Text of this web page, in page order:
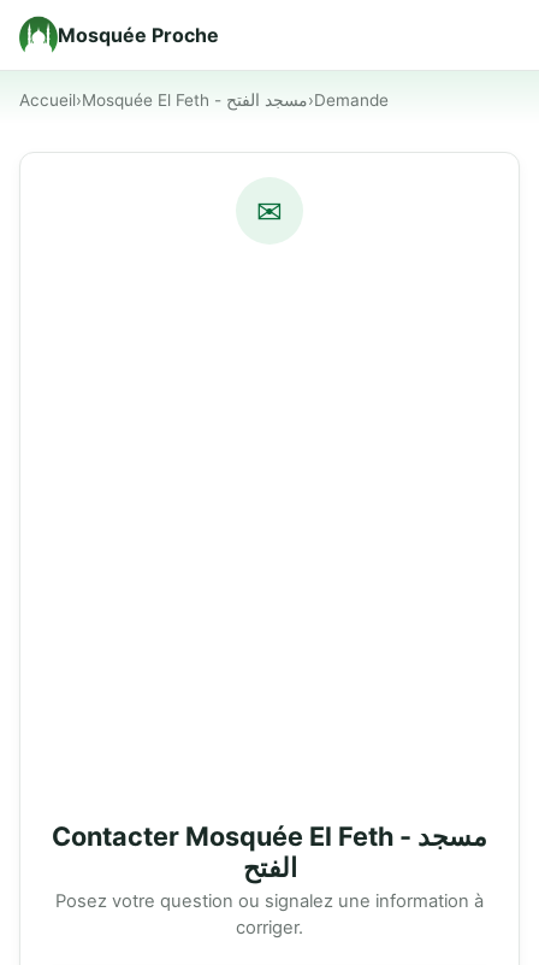
Mosquée Proche
Accueil› Mosquée El Feth - مسجد الفتح›Demande
✉
Contacter Mosquée El Feth - مسجد
الفتح
Posez votre question ou signalez une information à
corriger.